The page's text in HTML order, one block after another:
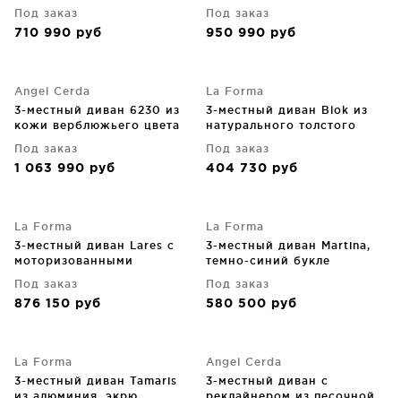
Под заказ
710 990 руб
Под заказ
950 990 руб
Angel Cerda
3-местный диван 6230 из
кожи верблюжьего цвета
Под заказ
1 063 990 руб
La Forma
3-местный диван Blok из
натурального толстого
Под заказ
404 730 руб
La Forma
3-местный диван Lares с
моторизованными
регулируемым
подголовником, бежевый
Под заказ
876 150 руб
La Forma
3-местный диван Martina,
темно-синий букле
Под заказ
580 500 руб
La Forma
3-местный диван Tamaris
Angel Cerda
3-местный диван с